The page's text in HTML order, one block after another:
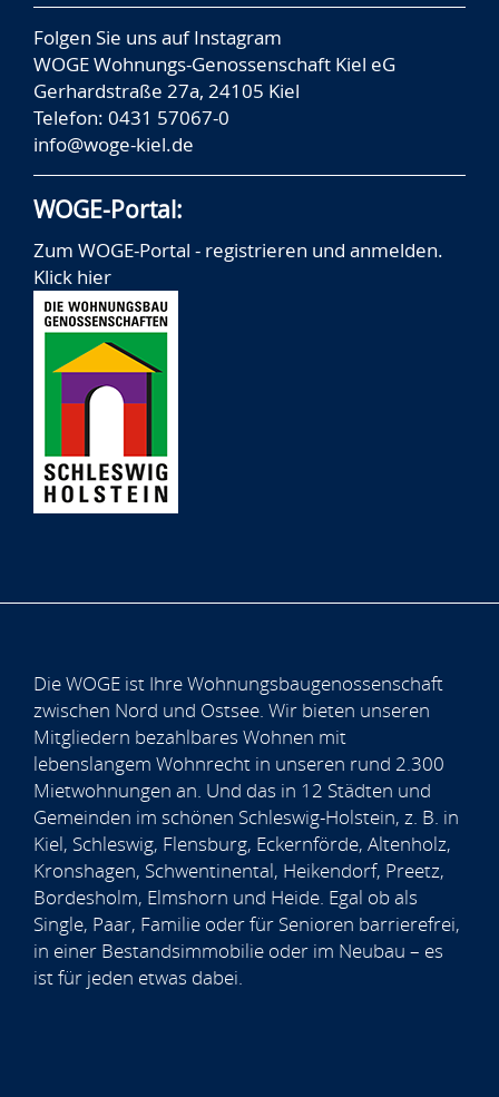
Folgen Sie uns aufInstagram
WOGE Wohnungs-Genossenschaft Kiel eG
Gerhardstraße 27a, 24105 Kiel
Telefon: 0431 57067-0
info@woge-kiel.de
WOGE-Portal:
Zum WOGE-Portal - registrieren und anmelden.
Klick hier
Die WOGE ist Ihre Wohnungsbaugenossenschaft
zwischen Nord und Ostsee. Wir bieten unseren
Mitgliedern bezahlbares Wohnen mit
lebenslangem Wohnrecht in unseren rund 2.300
Mietwohnungen an. Und das in 12 Städten und
Gemeinden im schönen Schleswig-Holstein, z. B. in
Kiel, Schleswig, Flensburg, Eckernförde, Altenholz,
Kronshagen, Schwentinental, Heikendorf, Preetz,
Bordesholm, Elmshorn und Heide. Egal ob als
Single, Paar, Familie oder für Senioren barrierefrei,
in einer Bestandsimmobilie oder im Neubau – es
ist für jeden etwas dabei.